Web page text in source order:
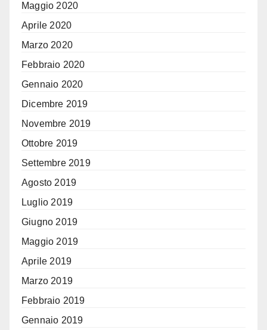
Maggio 2020
Aprile 2020
Marzo 2020
Febbraio 2020
Gennaio 2020
Dicembre 2019
Novembre 2019
Ottobre 2019
Settembre 2019
Agosto 2019
Luglio 2019
Giugno 2019
Maggio 2019
Aprile 2019
Marzo 2019
Febbraio 2019
Gennaio 2019